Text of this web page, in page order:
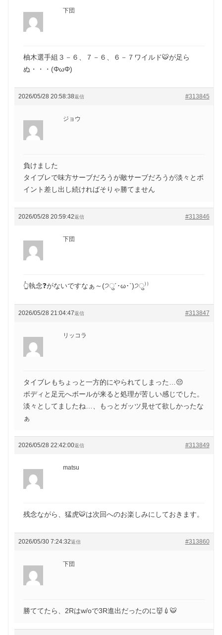
下団
柚木選手組３－６、７－６、６－７ワイルド🐯が足ら
ぬ・・・(ΦωΦ)
2026/05/28 20:58:38 #313845
返信
ジョウ
負けました
タイブレで味方サーブだろうが敵サーブだろうが淡々とポ
イント差し出し続ければそりゃ勝てません
2026/05/28 20:59:42 #313846
返信
下団
👆執念❓がないですなぁ～(੭ु´･ω･`)੭ु⁾⁾
2026/05/28 21:04:47 #313847
返信
リッコラ
タイブレもちょっと一方的にやられてしまった…😔
ボディと足元へボールが来ると処理が苦しい感じでした。
淡々としてましたね…、もっとガッツ見せて欲しかったな
ぁ
2026/05/28 22:42:00 #313849
返信
matsu
残念ながら、猛虎🐯は次回へのお楽しみにしておきます。
2026/05/30 7:24:32 #313860
返信
下団
勝ててたら、2Rはw/oで3R進出だったのに👹💉🐯